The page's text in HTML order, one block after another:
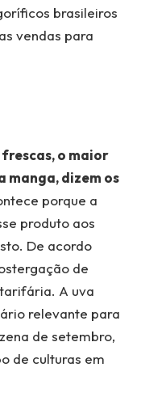
brasileiros
vendas para
o maior
manga, dizem os
porque a
produto aos
De acordo
de
A uva
relevante para
de setembro,
de culturas em